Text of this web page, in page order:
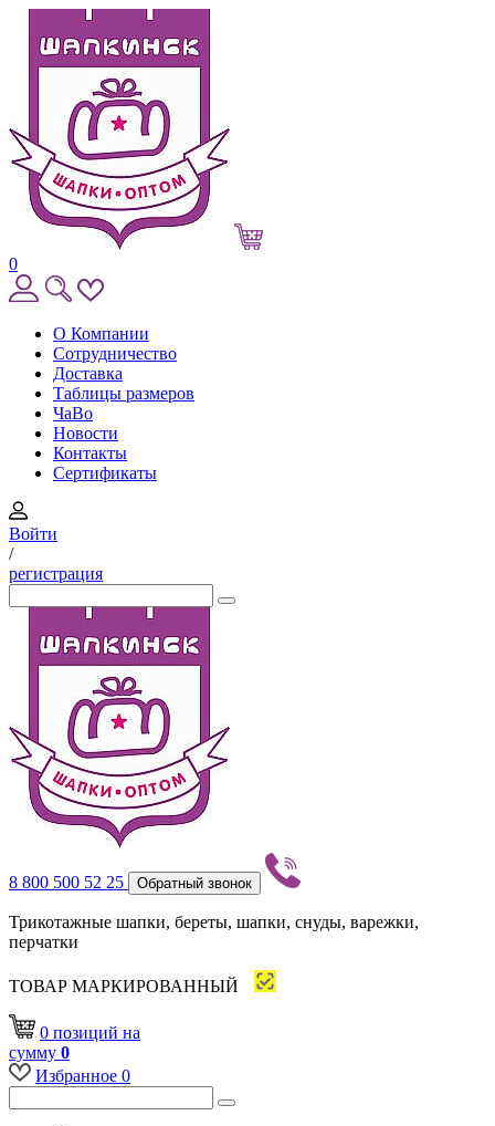
0
О Компании
Сотрудничество
Доставка
Таблицы размеров
ЧаВо
Новости
Контакты
Сертификаты
Войти
/
регистрация
8 800 500 52 25 Обратный звонок
Трикотажные шапки, береты, шапки, снуды, варежки,
перчатки
ТОВАР МАРКИРОВАННЫЙ
0 позиций на
сумму 0
Избранное 0